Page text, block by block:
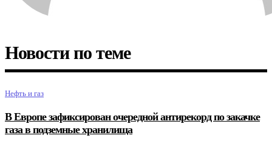
Новости по теме
Нефть и газ
В Европе зафиксирован очередной антирекорд по закачке
газа в подземные хранилища